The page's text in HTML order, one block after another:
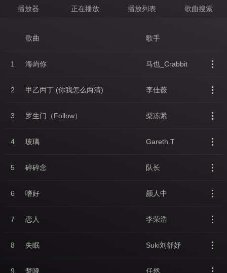
播放器 正在播放 播放列表 歌曲搜索
歌手
歌曲
1 马也_Crabbit
海屿你
2 李佳薇
甲乙丙丁 (你我怎么两清)
3 梨冻紧
罗生门（Follow）
4 Gareth.T
玻璃
5 队长
碎碎念
6 颜人中
嗜好
7 李荣浩
恋人
8 Suki刘舒妤
失眠
9 任然
梦哑